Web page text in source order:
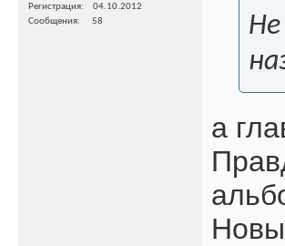
Регистрация
04.10.2012
Сообщения
58
а